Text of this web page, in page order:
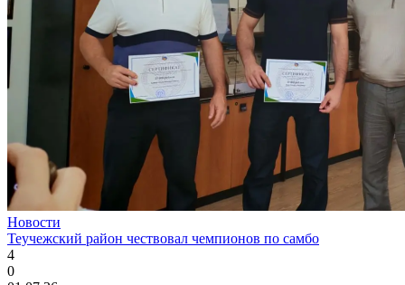
Новости
Теучежский район чествовал чемпионов по самбо
4
0